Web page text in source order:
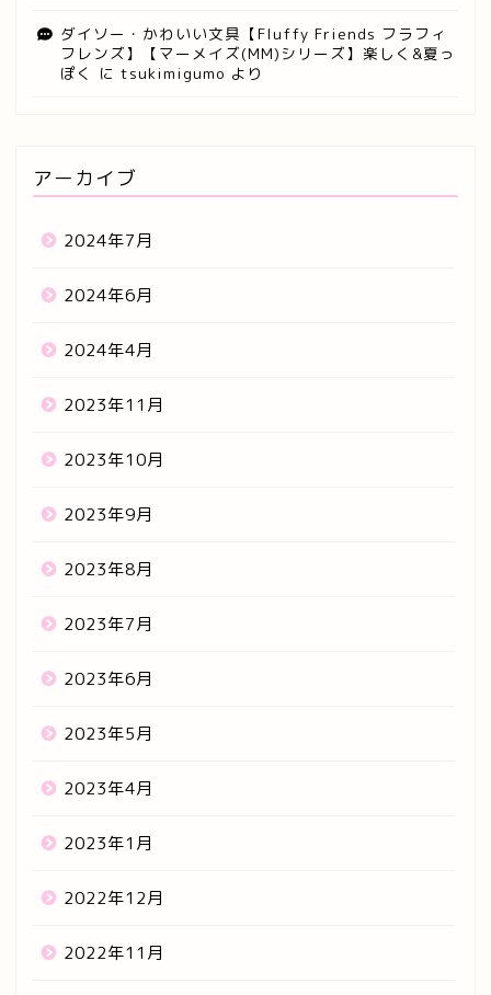
ダイソー・かわいい文具【Fluffy Friends フラフィ
フレンズ】【マーメイズ(MM)シリーズ】楽しく&夏っ
ぽく
に tsukimigumo より
アーカイブ
2024年7月
2024年6月
2024年4月
2023年11月
2023年10月
2023年9月
2023年8月
2023年7月
2023年6月
2023年5月
2023年4月
2023年1月
2022年12月
2022年11月